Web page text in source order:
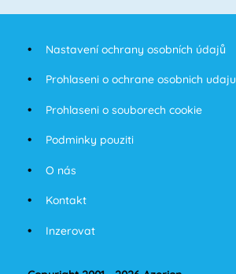
Nastavení ochrany osobních údajů
Prohlaseni o ochrane osobnich udaju
Prohlaseni o souborech cookie
Podminky pouziti
O nás
Kontakt
Inzerovat